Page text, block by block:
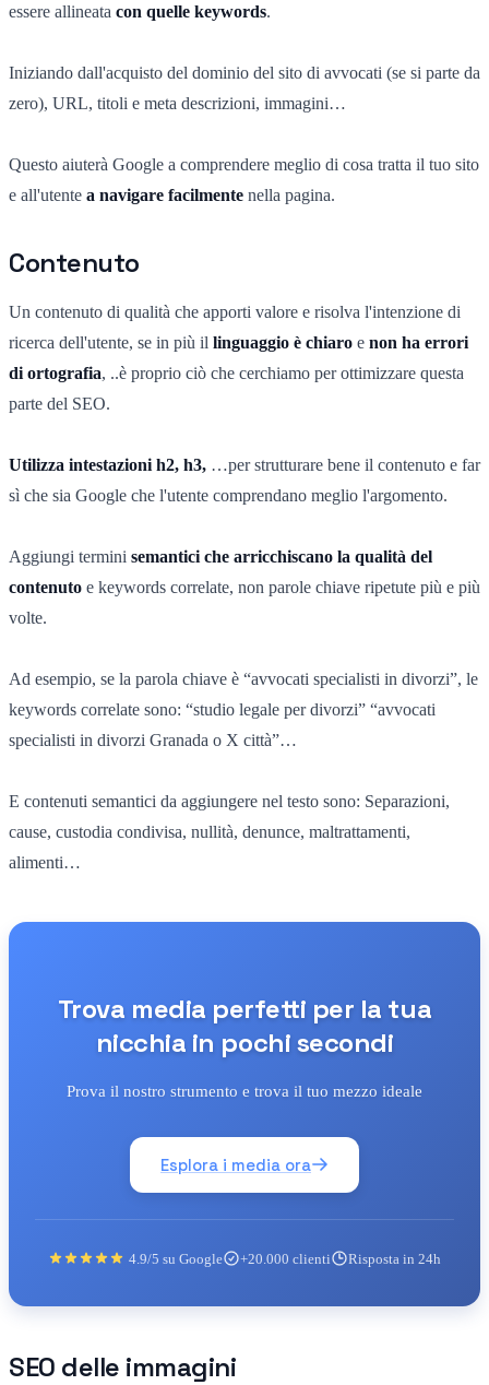
essere allineata con quelle keywords.
Iniziando dall'acquisto del dominio del sito di avvocati (se si parte da
zero), URL, titoli e meta descrizioni, immagini…
Questo aiuterà Google a comprendere meglio di cosa tratta il tuo sito
e all'utente a navigare facilmente nella pagina.
Contenuto
Un contenuto di qualità che apporti valore e risolva l'intenzione di
ricerca dell'utente, se in più il linguaggio è chiaro e non ha errori
di ortografia, ..è proprio ciò che cerchiamo per ottimizzare questa
parte del SEO.
Utilizza intestazioni h2, h3, …per strutturare bene il contenuto e far
sì che sia Google che l'utente comprendano meglio l'argomento.
Aggiungi termini semantici che arricchiscano la qualità del
contenuto e keywords correlate, non parole chiave ripetute più e più
volte.
Ad esempio, se la parola chiave è “avvocati specialisti in divorzi”, le
keywords correlate sono: “studio legale per divorzi” “avvocati
specialisti in divorzi Granada o X città”…
E contenuti semantici da aggiungere nel testo sono: Separazioni,
cause, custodia condivisa, nullità, denunce, maltrattamenti,
alimenti…
Trova media perfetti per la tua
nicchia in pochi secondi
Prova il nostro strumento e trova il tuo mezzo ideale
Esplora i media ora
4.9/5 su Google +20.000 clienti Risposta in 24h
SEO delle immagini